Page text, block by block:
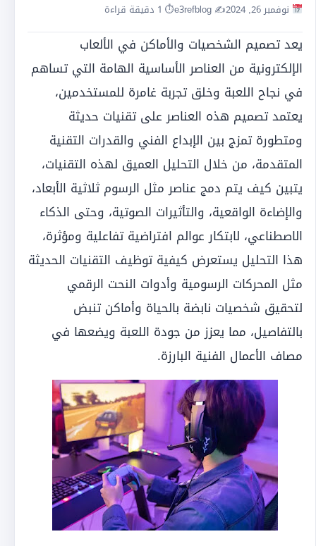
نوفمبر 26, 2024 ✍️ e3refblog ⏱ 1 دقيقة قراءة
يعد تصميم الشخصيات والأماكن في الألعاب
الإلكترونية من العناصر الأساسية الهامة التي تساهم
في نجاح اللعبة وخلق تجربة غامرة للمستخدمين،
يعتمد تصميم هذه العناصر على تقنيات حديثة
ومتطورة تمزج بين الإبداع الفني والقدرات التقنية
المتقدمة، من خلال التحليل العميق لهذه التقنيات،
يتبين كيف يتم دمج عناصر مثل الرسوم ثلاثية الأبعاد،
والإضاءة الواقعية، والتأثيرات الصوتية، وحتى الذكاء
الاصطناعي، لابتكار عوالم افتراضية تفاعلية ومؤثرة،
هذا التحليل يستعرض كيفية توظيف التقنيات الحديثة
مثل المحركات الرسومية وأدوات النحت الرقمي
لتحقيق شخصيات نابضة بالحياة وأماكن تنبض
بالتفاصيل، مما يعزز من جودة اللعبة ويضعها في
مصاف الأعمال الفنية البارزة.